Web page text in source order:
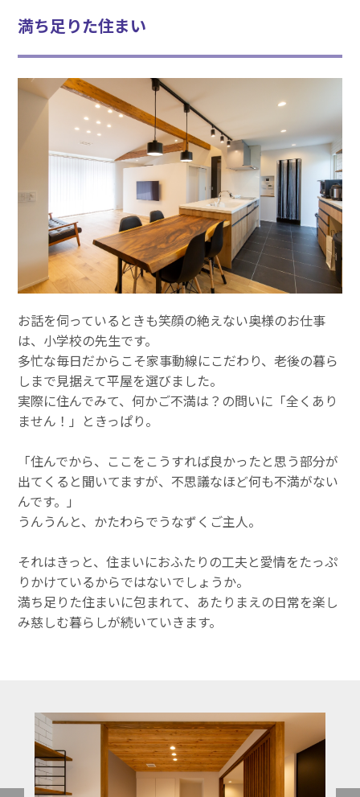
満ち足りた住まい
お話を伺っているときも笑顔の絶えない奥様のお仕事
は、小学校の先生です。
多忙な毎日だからこそ家事動線にこだわり、老後の暮ら
しまで見据えて平屋を選びました。
実際に住んでみて、何かご不満は？の問いに「全くあり
ません！」ときっぱり。
「住んでから、ここをこうすれば良かったと思う部分が
出てくると聞いてますが、不思議なほど何も不満がない
んです。」
うんうんと、かたわらでうなずくご主人。
それはきっと、住まいにおふたりの工夫と愛情をたっぷ
りかけているからではないでしょうか。
満ち足りた住まいに包まれて、あたりまえの日常を楽し
み慈しむ暮らしが続いていきます。